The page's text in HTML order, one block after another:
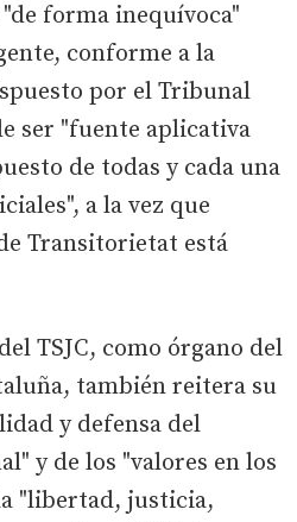
forma inequívoca"
conforme a la
por el Tribunal
ser "fuente aplicativa
de todas y cada una
a la vez que
Transitorietat está
TSJC, como órgano del
también reitera su
y defensa del
y de los "valores en los
"libertad, justicia,